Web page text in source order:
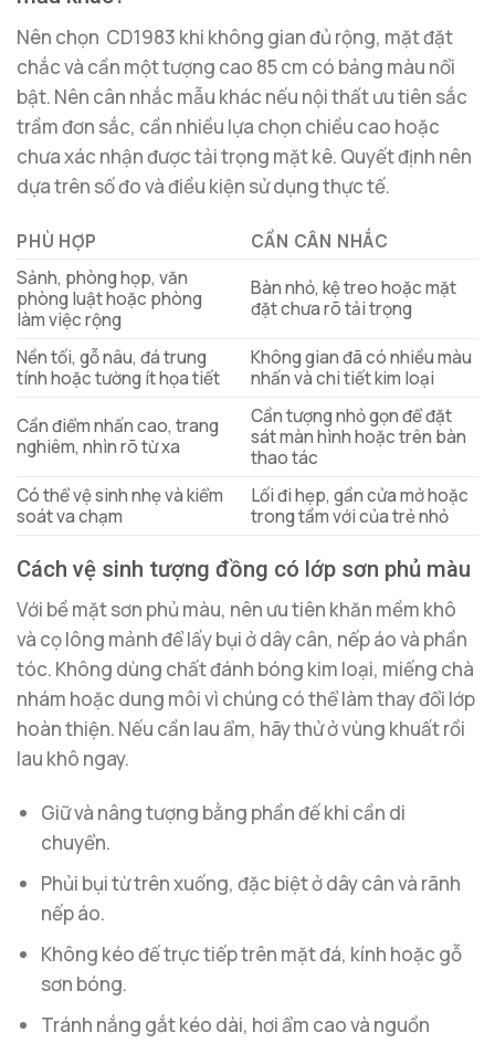
Nên chọn CD1983 khi không gian đủ rộng, mặt đặt
chắc và cần một tượng cao 85 cm có bảng màu nổi
bật. Nên cân nhắc mẫu khác nếu nội thất ưu tiên sắc
trầm đơn sắc, cần nhiều lựa chọn chiều cao hoặc
chưa xác nhận được tải trọng mặt kê. Quyết định nên
dựa trên số đo và điều kiện sử dụng thực tế.
PHÙ HỢP
CẦN CÂN NHẮC
Sảnh, phòng họp, văn
phòng luật hoặc phòng
làm việc rộng
Bàn nhỏ, kệ treo hoặc mặt
đặt chưa rõ tải trọng
Nền tối, gỗ nâu, đá trung
tính hoặc tường ít họa tiết
Không gian đã có nhiều màu
nhấn và chi tiết kim loại
Cần điểm nhấn cao, trang
nghiêm, nhìn rõ từ xa
Cần tượng nhỏ gọn để đặt
sát màn hình hoặc trên bàn
thao tác
Có thể vệ sinh nhẹ và kiểm
soát va chạm
Lối đi hẹp, gần cửa mở hoặc
trong tầm với của trẻ nhỏ
Cách vệ sinh tượng đồng có lớp sơn phủ màu
Với bề mặt sơn phủ màu, nên ưu tiên khăn mềm khô
và cọ lông mảnh để lấy bụi ở dây cân, nếp áo và phần
tóc. Không dùng chất đánh bóng kim loại, miếng chà
nhám hoặc dung môi vì chúng có thể làm thay đổi lớp
hoàn thiện. Nếu cần lau ẩm, hãy thử ở vùng khuất rồi
lau khô ngay.
Giữ và nâng tượng bằng phần đế khi cần di
chuyển.
Phủi bụi từ trên xuống, đặc biệt ở dây cân và rãnh
nếp áo.
Không kéo đế trực tiếp trên mặt đá, kính hoặc gỗ
sơn bóng.
Tránh nắng gắt kéo dài, hơi ẩm cao và nguồn